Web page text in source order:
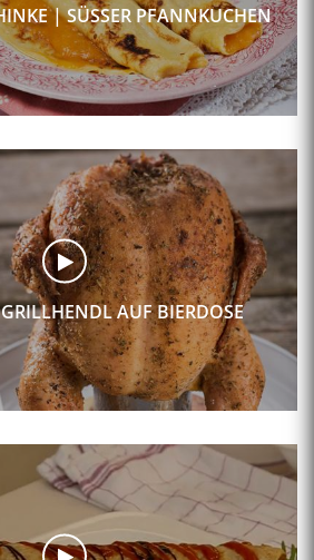
| SÜSSER PFANNKUCHEN
AUF BIERDOSE